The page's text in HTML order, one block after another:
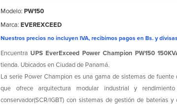
Modelo: PW150
Marca: EVEREXCEED
Nuestros precios no incluyen IVA, recibimos pagos en Bs. y
Encuentra UPS EverExceed Power Champion PW150
tienda. Ubicados en Ciudad de Panamá.
La serie Power Champion es una gama de sistemas de
que ofrece arquitectura modular industrial y
conservador(SCR/IGBT) con sistemas de gestión de baterías